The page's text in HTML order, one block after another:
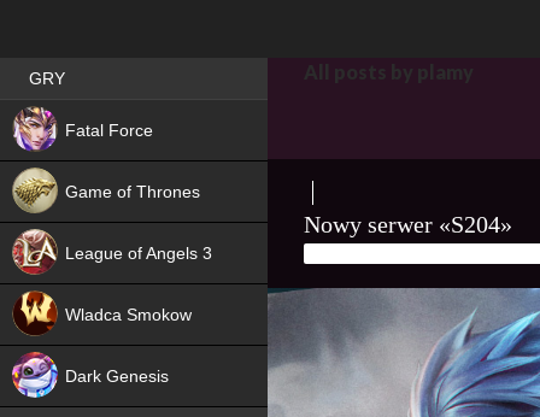
All posts by plamy
Nowy serwer «S204»
Best RPG games in Poland
GRY
Fatal Force
Game of Thrones
League of Angels 3
Wladca Smokow
Dark Genesis